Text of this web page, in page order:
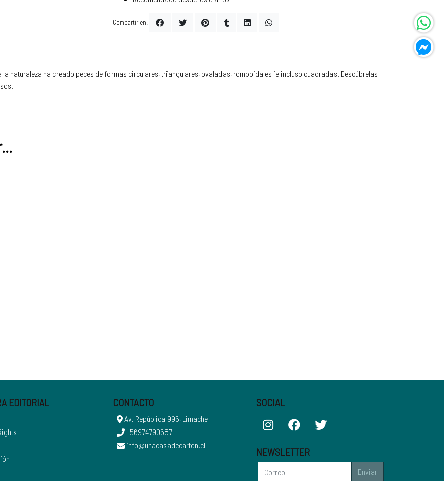
Compartir en:
naturaleza ha creado peces de formas circulares, triangulares, ovaladas, romboidales ¡e incluso cuadradas! Descúbrelas
EDITORIAL CONTACTO
Av. República 996, Limache
+56974790687
info@unacasadecarton.cl
SOCIAL
NEWSLETTER
Enviar